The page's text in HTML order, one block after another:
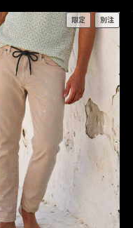
限定 別注